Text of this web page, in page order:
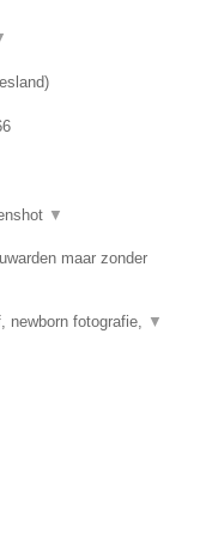
)
▼
maar zonder
newborn fotografie, ▼